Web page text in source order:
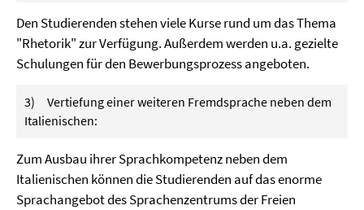
Den Studierenden stehen viele Kurse rund um das Thema
"Rhetorik" zur Verfügung. Außerdem werden u.a. gezielte
Schulungen für den Bewerbungsprozess angeboten.
3) Vertiefung einer weiteren Fremdsprache neben dem
Italienischen:
Zum Ausbau ihrer Sprachkompetenz neben dem
Italienischen können die Studierenden auf das enorme
Sprachangebot des Sprachenzentrums der Freien